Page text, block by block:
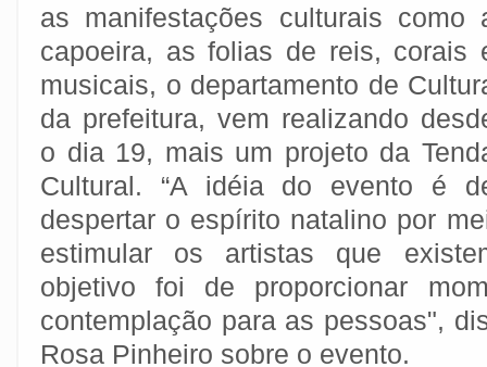
as manifestações culturais como
capoeira, as folias de reis, corais
musicais, o departamento de
da prefeitura, vem realizando
o dia 19, mais um projeto da
Cultural. “A idéia do evento é
despertar o espírito natalino por
estimular os artistas que
objetivo foi de proporcionar
contemplação para as pessoas",
Rosa Pinheiro sobre o evento.